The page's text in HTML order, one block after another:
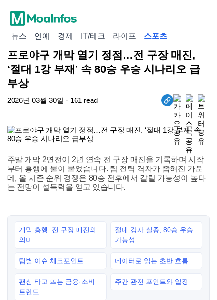
뉴스 연예 경제 IT/테크 라이프 스포츠
프로야구 개막 열기 정점…전 구장 매진,
‘절대 1강 부재’ 속 80승 우승 시나리오 급
부상
2026년 03월 30일 · 161 read
주말 개막 2연전이 2년 연속 전 구장 매진을 기록하며 시작
부터 흥행에 불이 붙었습니다. 팀 전력 격차가 좁혀진 가운
데, 올 시즌 순위 경쟁은 80승 전후에서 갈릴 가능성이 높다
는 전망이 설득력을 얻고 있습니다.
개막 흥행: 전 구장 매진의
의미
절대 강자 실종, 80승 우승
가능성
팀별 이슈 체크포인트 데이터로 읽는 초반 흐름
팬심 타고 뜨는 금융·소비
트렌드
주간 관전 포인트와 일정